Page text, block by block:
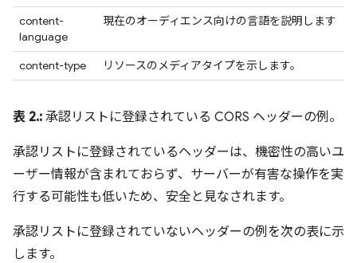
content-
language
現在のオーディエンス向けの言語を説明します
content-type リソースのメディアタイプを示します。
表 2.: 承認リストに登録されている CORS ヘッダーの例。
承認リストに登録されているヘッダーは、機密性の高いユ
ーザー情報が含まれておらず、サーバーが有害な操作を実
行する可能性も低いため、安全と見なされます。
承認リストに登録されていないヘッダーの例を次の表に示
します。